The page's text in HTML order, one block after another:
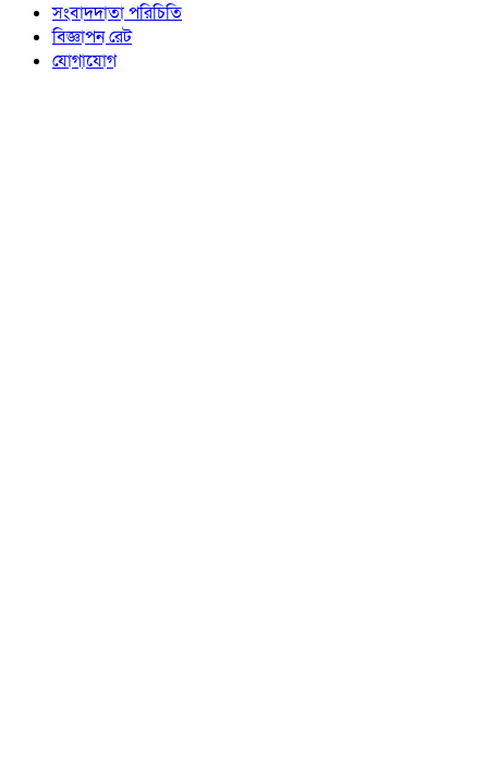
সংবাদদাতা পরিচিতি
বিজ্ঞাপন রেট
যোগাযোগ